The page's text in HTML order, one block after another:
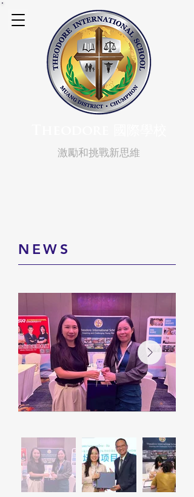
激勵和挑戰新思維
​NEWS